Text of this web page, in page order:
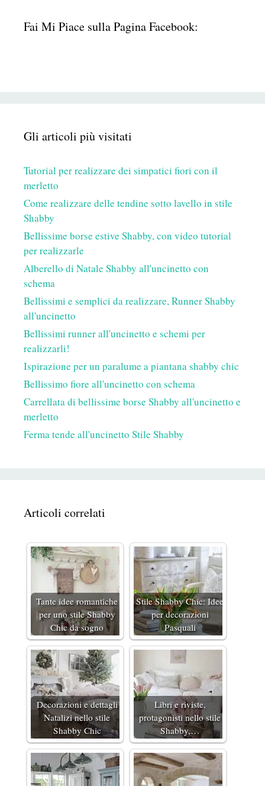
Fai Mi Piace sulla Pagina Facebook:
Gli articoli più visitati
Tutorial per realizzare dei simpatici fiori con il
merletto
Come realizzare delle tendine sotto lavello in stile
Shabby
Bellissime borse estive Shabby, con video tutorial
per realizzarle
Alberello di Natale Shabby all'uncinetto con
schema
Bellissimi e semplici da realizzare, Runner Shabby
all'uncinetto
Bellissimi runner all'uncinetto e schemi per
realizzarli!
Ispirazione per un paralume a piantana shabby chic
Bellissimo fiore all'uncinetto con schema
Carrellata di bellissime borse Shabby all'uncinetto e
merletto
Ferma tende all'uncinetto Stile Shabby
Articoli correlati
Tante idee romantiche
per uno stile Shabby
Chic da sogno
Stile Shabby Chic: Idee
per decorazioni
Pasquali
Decorazioni e dettagli
Natalizi nello stile
Shabby Chic
Libri e riviste,
protagonisti nello stile
Shabby,…